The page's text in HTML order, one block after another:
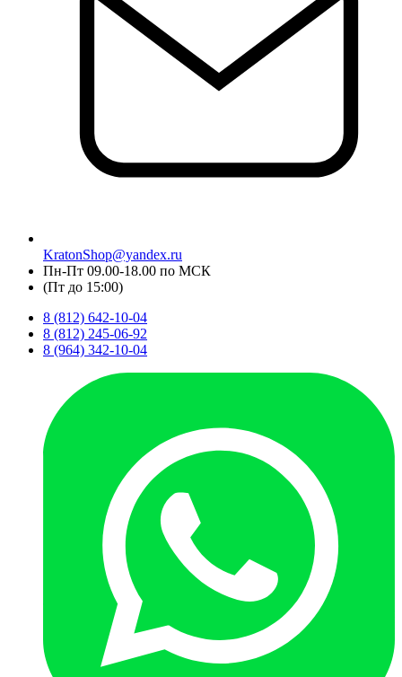
KratonShop@yandex.ru
Пн-Пт 09.00-18.00 по МСК
(Пт до 15:00)
8 (812) 642-10-04
8 (812) 245-06-92
8 (964) 342-10-04